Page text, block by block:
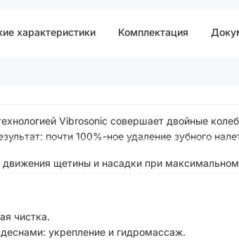
характеристики Комплектация
Vibrosonic совершает двойные
почти 100%-ное удаление зубного
щетины и насадки при максимальном
чистка.
укрепление и гидромассаж.